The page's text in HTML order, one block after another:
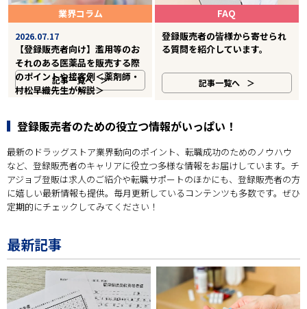
業界コラム
2026.07.17
【登録販売者向け】濫用等のお
それのある医薬品を販売する際
のポイントや接客例＜薬剤師・
村松早織先生が解説＞
記事一覧へ
FAQ
登録販売者の皆様から寄せられ
る質問を紹介しています。
記事一覧へ
登録販売者のための役立つ情報がいっぱい！
最新のドラッグストア業界動向のポイント、転職成功のためのノウハウ
など、登録販売者のキャリアに役立つ多様な情報をお届けしています。チ
アジョブ登販は求人のご紹介や転職サポートのほかにも、登録販売者の方
に嬉しい最新情報も提供。毎月更新しているコンテンツも多数です。ぜひ
定期的にチェックしてみてください！
最新記事